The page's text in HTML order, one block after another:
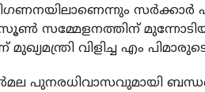
സര്‍ക്കാര്‍
സമ്മേളനത്തിന്
വിളിച്ച എം
പുനരധിവാസവുമായി